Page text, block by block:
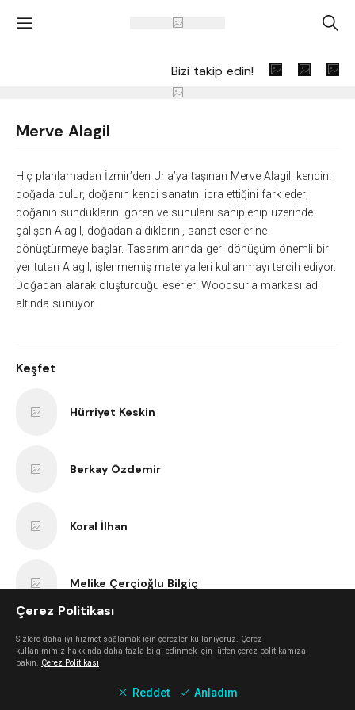
' A
Bizi takip edin!
Merve Alagil
Hiç planlamadan İzmir’den Urla’ya taşınan Merve Alagil; kendini
doğada bulur, doğanın kendi sanatını icra ettiğini fark eder;
doğanın sunduklarını gören ve sunulanı sahiplenip üzerinde
çalışan Alagil, doğadan aldıklarını, sanat eserlerine
dönüştürmeye başlar. Tasarımlarında geri dönüşüm önemli bir
yer tutan Alagil; işlenmemiş materyalleri kullanmayı tercih ediyor.
Doğadan alarak oluşturduğu eserleri Woodsurla markası adı
altında sunuyor.
Keşfet
Hürriyet Keskin
Berkay Özdemir
Koral İlhan
Melike Çerçioğlu Bilgiç
Nilay İşlek
Nurcan Öterbübül Tatari
Çerez Politikası
Sizlere daha iyi hizmet sağlamak için çerezler kullanıyoruz. Çerez
kullanımımız hakkında daha fazla bilgi edinmek için lütfen çerez politikamıza
bakın. Çerez Politikası
Reddet Anladım